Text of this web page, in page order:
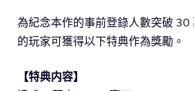
為紀念本作的事前登錄人數突破 30
的玩家可獲得以下特典作為獎勵。
【特典内容】